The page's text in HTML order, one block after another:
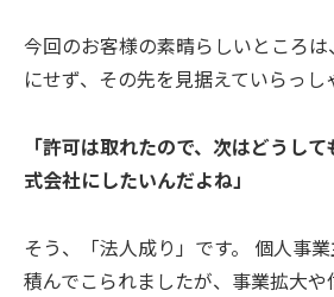
今回のお客様の素晴らしいところ
にせず、その先を見据えていらっし
「許可は取れたので、次はどうし
式会社にしたいんだよね」
そう、「法人成り」です。 個人事
積んでこられましたが、事業拡大